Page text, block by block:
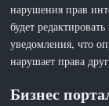
нарушения прав
будет
уведомления, что
нарушает права
Бизнес